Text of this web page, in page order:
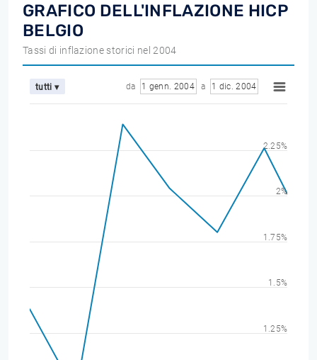
GRAFICO DELL'INFLAZIONE HICP
BELGIO
Tassi di inflazione storici nel 2004
tutti ▾ da 1 genn. 2004 a 1 dic. 2004
1.25%
1.5%
1.75%
2%
2.25%